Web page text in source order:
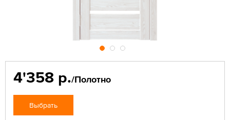
4'358 р./Полотно
Выбрать